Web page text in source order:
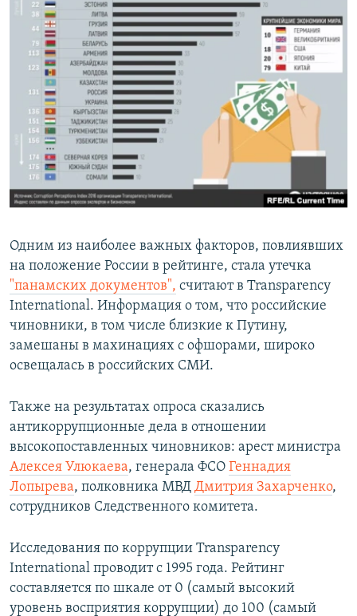
Одним из наиболее важных факторов, повлиявших
на положение России в рейтинге, стала утечка
"панамских документов", считают в Transparency
International. Информация о том, что российские
чиновники, в том числе близкие к Путину,
замешаны в махинациях с офшорами, широко
освещалась в российских СМИ.
Также на результатах опроса сказались
антикоррупционные дела в отношении
высокопоставленных чиновников: арест министра
Алексея Улюкаева, генерала ФСО Геннадия
Лопырева, полковника МВД Дмитрия Захарченко,
сотрудников Следственного комитета.
Исследования по коррупции Transparency
International проводит с 1995 года. Рейтинг
составляется по шкале от 0 (самый высокий
уровень восприятия коррупции) до 100 (самый